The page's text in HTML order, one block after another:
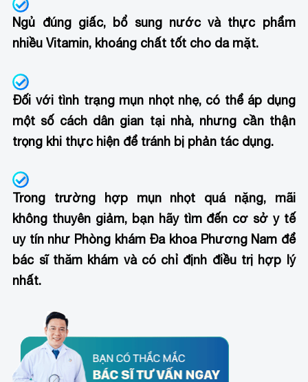
Ngủ đúng giấc, bổ sung nước và thực phẩm
nhiều Vitamin, khoáng chất tốt cho da mặt.
Đối với tình trạng mụn nhọt nhẹ, có thể áp dụng
một số cách dân gian tại nhà, nhưng cần thận
trọng khi thực hiện để tránh bị phản tác dụng.
Trong trường hợp mụn nhọt quá nặng, mãi
không thuyên giảm, bạn hãy tìm đến cơ sở y tế
uy tín như Phòng khám Đa khoa Phương Nam để
bác sĩ thăm khám và có chỉ định điều trị hợp lý
nhất.